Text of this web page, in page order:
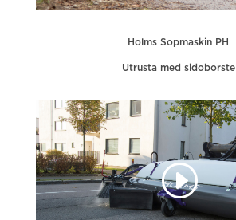
Holms Sopmaskin PH
Utrusta med sidoborste